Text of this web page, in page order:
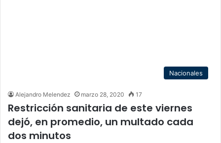
Nacionales
Alejandro Melendez marzo 28, 2020 17
Restricción sanitaria de este viernes
dejó, en promedio, un multado cada
dos minutos